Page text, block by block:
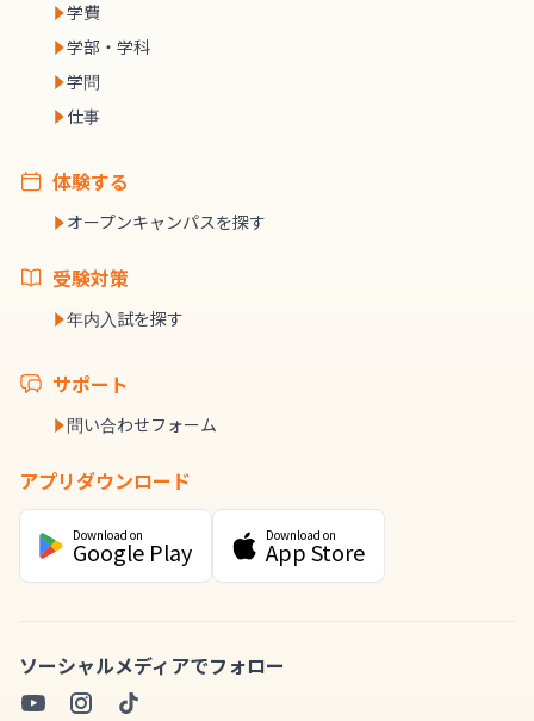
学費
学部・学科
学問
仕事
体験する
オープンキャンパスを探す
受験対策
年内入試を探す
サポート
問い合わせフォーム
アプリダウンロード
Download on
Google Play
Download on
App Store
ソーシャルメディアでフォロー